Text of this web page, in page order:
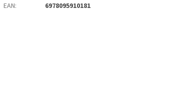
EAN: 6978095910181